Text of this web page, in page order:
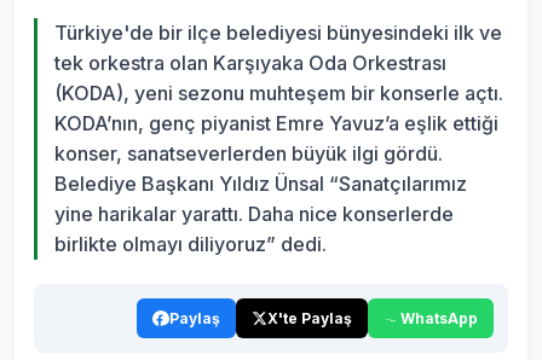
Türkiye'de bir ilçe belediyesi bünyesindeki ilk ve
tek orkestra olan Karşıyaka Oda Orkestrası
(KODA), yeni sezonu muhteşem bir konserle açtı.
KODA’nın, genç piyanist Emre Yavuz’a eşlik ettiği
konser, sanatseverlerden büyük ilgi gördü.
Belediye Başkanı Yıldız Ünsal “Sanatçılarımız
yine harikalar yarattı. Daha nice konserlerde
birlikte olmayı diliyoruz” dedi.
Paylaş X'te Paylaş WhatsApp